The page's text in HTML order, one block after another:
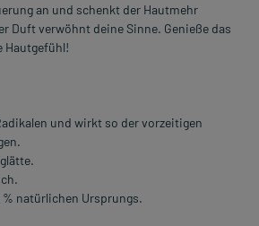
an und schenkt der Hautmehr
Duft verwöhnt deine Sinne. Genieße das
Hautgefühl!
und wirkt so der vorzeitigen
natürlichen Ursprungs.